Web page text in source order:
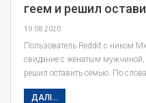
геем и решил
19.08.2020
Пользователь Reddit с ником
свидание с женатым мужчиной,
решил оставить семью. По
ДАЛІ...